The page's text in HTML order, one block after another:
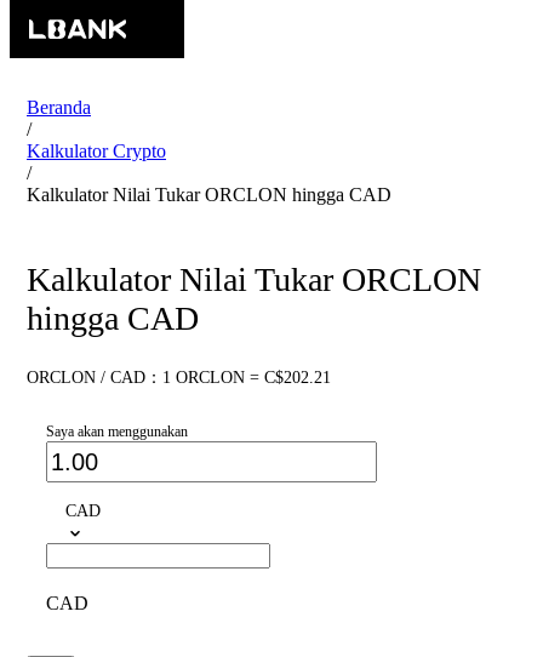
Beranda
/
Kalkulator Crypto
/
Kalkulator Nilai Tukar ORCLON hingga CAD
Kalkulator Nilai Tukar ORCLON
hingga CAD
ORCLON / CAD：1 ORCLON = C$202.21
Saya akan menggunakan
CAD
CAD